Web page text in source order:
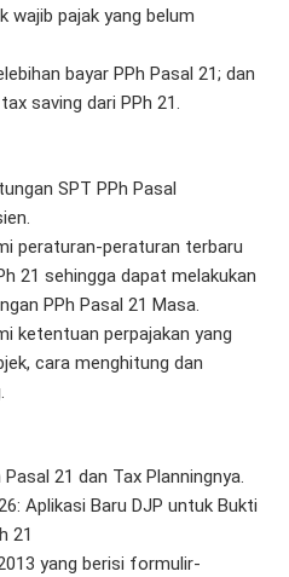
wajib pajak yang belum
bayar PPh Pasal 21; dan
saving dari PPh 21.
SPT PPh Pasal
peraturan-peraturan terbaru
21 sehingga dapat melakukan
PPh Pasal 21 Masa.
ketentuan perpajakan yang
cara menghitung dan
21 dan Tax Planningnya.
Aplikasi Baru DJP untuk Bukti
21
yang berisi formulir-